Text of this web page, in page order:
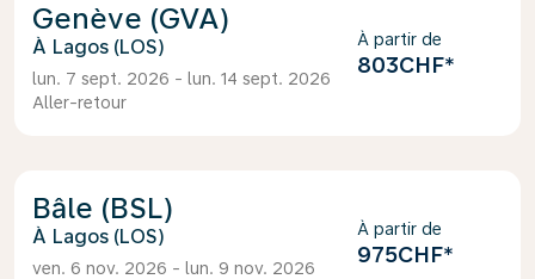
Genève (GVA)
Lagos (LOS)
lun. 7 sept. 2026 - lun. 14 sept. 2026
Aller-retour
À partir de
803CHF*
Bâle (BSL)
Lagos (LOS)
ven. 6 nov. 2026 - lun. 9 nov. 2026
À partir de
975CHF*